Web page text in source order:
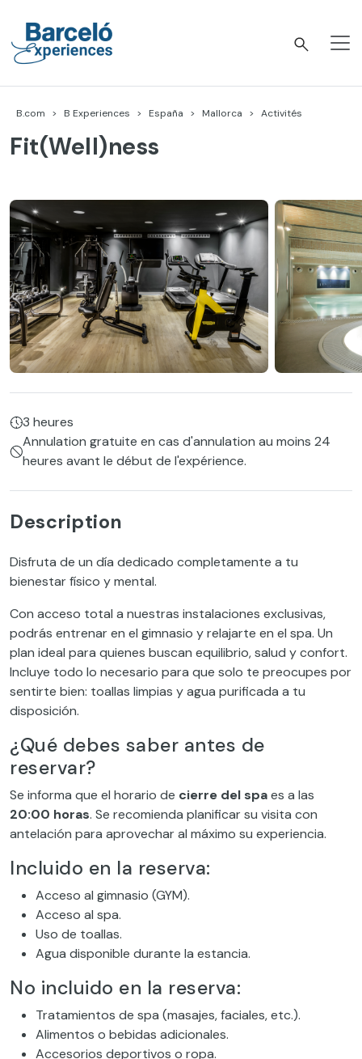
contenu
B.com B Experiences España Mallorca Activités
Fit(Well)ness
3 heures
Annulation gratuite en cas d'annulation au moins 24
heures avant le début de l'expérience.
Description
Disfruta de un día dedicado completamente a tu
bienestar físico y mental.
Con acceso total a nuestras instalaciones exclusivas,
podrás entrenar en el gimnasio y relajarte en el spa. Un
plan ideal para quienes buscan equilibrio, salud y confort.
Incluye todo lo necesario para que solo te preocupes por
sentirte bien: toallas limpias y agua purificada a tu
disposición.
¿Qué debes saber antes de
reservar?
Se informa que el horario de cierre del spaes a las
20:00 horas. Se recomienda planificar su visita con
antelación para aprovechar al máximo su experiencia.
Incluido en la reserva:
Acceso al gimnasio (GYM).
Acceso al spa.
Uso de toallas.
Agua disponible durante la estancia.
No incluido en la reserva:
Tratamientos de spa (masajes, faciales, etc.).
Alimentos o bebidas adicionales.
Accesorios deportivos o ropa.